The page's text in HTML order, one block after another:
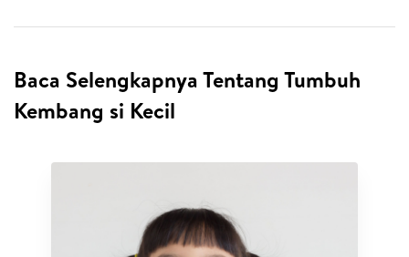
Baca Selengkapnya Tentang Tumbuh
Kembang si Kecil